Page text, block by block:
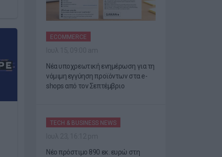
ECOMMERCE
Νέα υποχρεωτική ενημέρωση για τη
νόμιμη εγγύηση προϊόντων στα e-
shops από τον Σεπτέμβριο
TECH & BUSINESS NEWS
Νέο πρόστιμο 890 εκ. ευρώ στη